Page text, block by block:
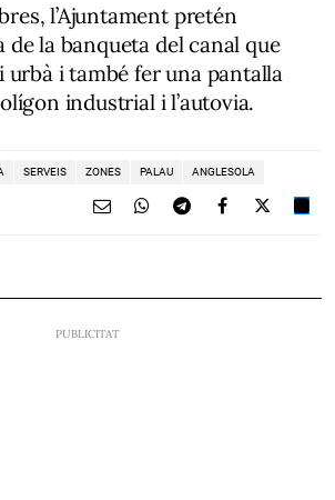
l’Ajuntament pretén
de la banqueta del canal que
urbà i també fer una pantalla
industrial i l’autovia.
SERVEIS ZONES PALAU ANGLESOLA